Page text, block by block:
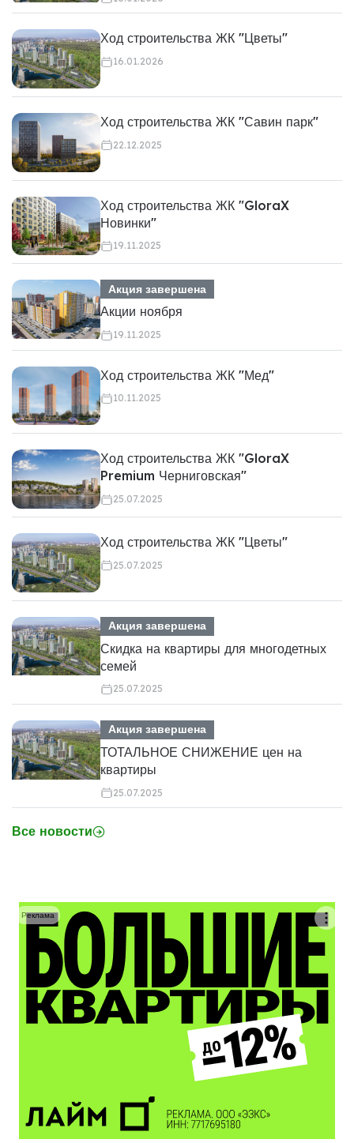
Ход строительства ЖК "Цветы"
16.01.2026
Ход строительства ЖК "Савин парк"
22.12.2025
Ход строительства ЖК "GloraX
Новинки"
19.11.2025
Акция завершена
Акции ноября
19.11.2025
Ход строительства ЖК "Мед"
10.11.2025
Ход строительства ЖК "GloraX
Premium Черниговская"
25.07.2025
Ход строительства ЖК "Цветы"
25.07.2025
Акция завершена
Скидка на квартиры для многодетных
семей
25.07.2025
Акция завершена
ТОТАЛЬНОЕ СНИЖЕНИЕ цен на
квартиры
25.07.2025
Все новости
Реклама